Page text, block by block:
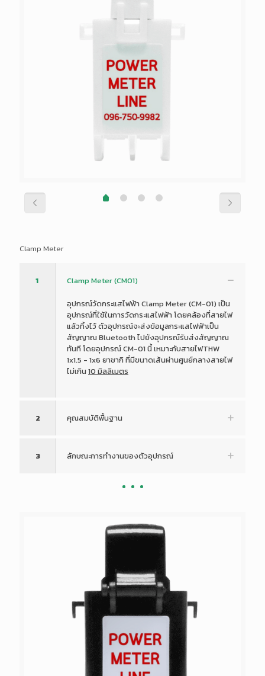
Clamp Meter
1 Clamp Meter (CM01)
อุปกรณ์วัดกระแสไฟฟ้า Clamp Meter (CM-01) เป็น
อุปกรณ์ที่ใช้ในการวัดกระแสไฟฟ้า โดยคล้องที่สายไฟ
แล้วทิ้งไว้ ตัวอุปกรณ์จะส่งข้อมูลกระแสไฟฟ้าเป็น
สัญญาณ Bluetooth ไปยังอุปกรณ์รับส่งสัญญาณ
ทันที โดยอุปกรณ์ CM-01 นี้ เหมาะกับสายไฟTHW
1x1.5 - 1x6 ยาชากิ ที่มีขนาดเส้นผ่านศูนย์กลางสายไฟ
ไม่เกิน 10 มิลลิเมตร
2 คุณสมบัติพื้นฐาน
3 ลักษณะการทำงานของตัวอุปกรณ์